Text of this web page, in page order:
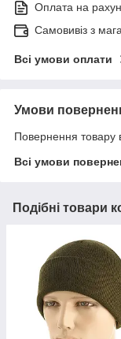
Оплата на
Самовивіз з
Всі умови оплати
Умови
Повернення товару
Всі умови
Подібні товари